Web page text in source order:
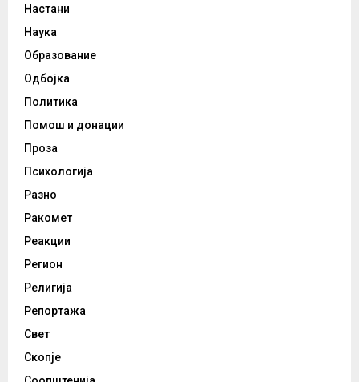
Настани
Наука
Образование
Одбојка
Политика
Помош и донации
Проза
Психологија
Разно
Ракомет
Реакции
Регион
Религија
Репортажа
Свет
Скопје